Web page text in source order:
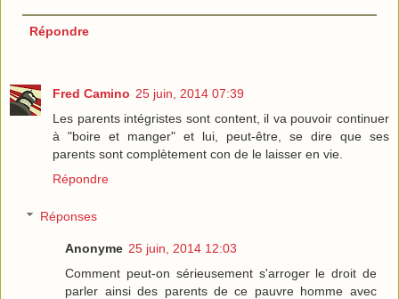
Répondre
Fred Camino 25 juin, 2014 07:39
Les parents intégristes sont content, il va pouvoir continuer
à "boire et manger" et lui, peut-être, se dire que ses
parents sont complètement con de le laisser en vie.
Répondre
Réponses
Anonyme 25 juin, 2014 12:03
Comment peut-on sérieusement s'arroger le droit de
parler ainsi des parents de ce pauvre homme avec